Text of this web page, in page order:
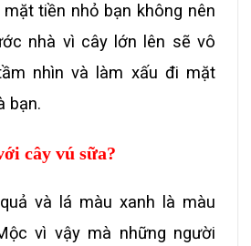
tiền nhỏ bạn không nên
nhà vì cây lớn lên sẽ vô
nhìn và làm xấu đi mặt
bạn.
cây vú sữa?
và lá màu xanh là màu
vì vậy mà những người